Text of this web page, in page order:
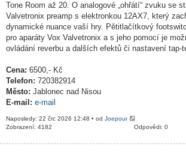
Tone Room až 20. O analogové „ohřátí“ zvuku se
Valvetronix preamp s elektronkou 12AX7, který
dynamické nuance vaší hry. Pětitlačítkový
pro aparáty Vox Valvetronix a s jeho pomocí je
ovládání reverbu a dalších efektů či nastavení tap-
Cena: 6500,- Kč
Telefon: 720382914
Město: Jablonec nad Nisou
E-mail: e-mail
Naposledy: 22 črc 2026 12:48 • od Joepour
Odpovědi: 0
Zobrazení: 4182